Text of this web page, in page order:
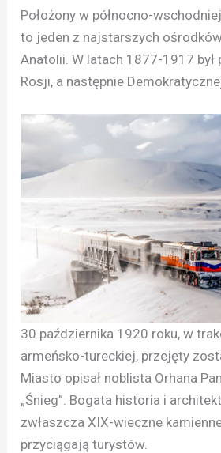
Położony w północno-
to jeden z najstarszych
Anatolii. W latach 1877-1917 był
Rosji, a następnie
30 października 1920 roku, w
armeńsko-tureckiej, przejęty
Miasto opisał noblista Orhana
„Śnieg”. Bogata historia i
zwłaszcza XIX-wieczne
przyciągają turystów.